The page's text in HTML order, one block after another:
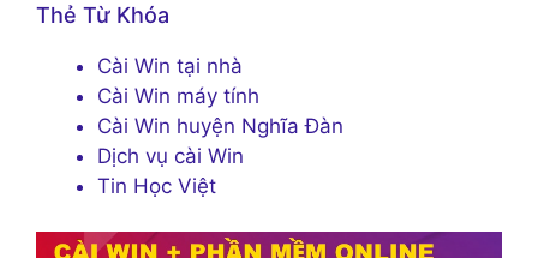
Thẻ Từ Khóa
Cài Win tại nhà
Cài Win máy tính
Cài Win huyện Nghĩa Đàn
Dịch vụ cài Win
Tin Học Việt